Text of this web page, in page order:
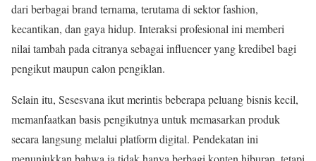
dari berbagai brand ternama, terutama di sektor fashion,
kecantikan, dan gaya hidup. Interaksi profesional ini memberi
nilai tambah pada citranya sebagai influencer yang kredibel bagi
pengikut maupun calon pengiklan.
Selain itu, Sesesvana ikut merintis beberapa peluang bisnis kecil,
memanfaatkan basis pengikutnya untuk memasarkan produk
secara langsung melalui platform digital. Pendekatan ini